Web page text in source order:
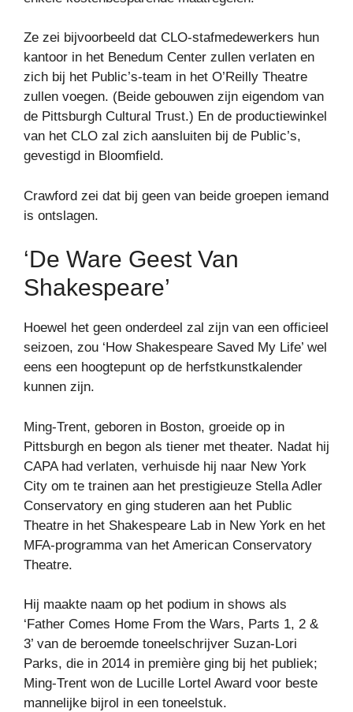
Ze zei bijvoorbeeld dat CLO-stafmedewerkers hun
kantoor in het Benedum Center zullen verlaten en
zich bij het Public’s-team in het O’Reilly Theatre
zullen voegen. (Beide gebouwen zijn eigendom van
de Pittsburgh Cultural Trust.) En de productiewinkel
van het CLO zal zich aansluiten bij de Public’s,
gevestigd in Bloomfield.
Crawford zei dat bij geen van beide groepen iemand
is ontslagen.
‘De Ware Geest Van
Shakespeare’
Hoewel het geen onderdeel zal zijn van een officieel
seizoen, zou ‘How Shakespeare Saved My Life’ wel
eens een hoogtepunt op de herfstkunstkalender
kunnen zijn.
Ming-Trent, geboren in Boston, groeide op in
Pittsburgh en begon als tiener met theater. Nadat hij
CAPA had verlaten, verhuisde hij naar New York
City om te trainen aan het prestigieuze Stella Adler
Conservatory en ging studeren aan het Public
Theatre in het Shakespeare Lab in New York en het
MFA-programma van het American Conservatory
Theatre.
Hij maakte naam op het podium in shows als
‘Father Comes Home From the Wars, Parts 1, 2 &
3’ van de beroemde toneelschrijver Suzan-Lori
Parks, die in 2014 in première ging bij het publiek;
Ming-Trent won de Lucille Lortel Award voor beste
mannelijke bijrol in een toneelstuk.